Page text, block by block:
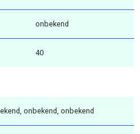
onbekend
40
onbekend, onbekend